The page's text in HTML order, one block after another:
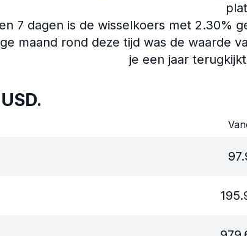
7 dagen is de wisselkoers met 2.30%
maand rond deze tijd was de waarde
je een jaar